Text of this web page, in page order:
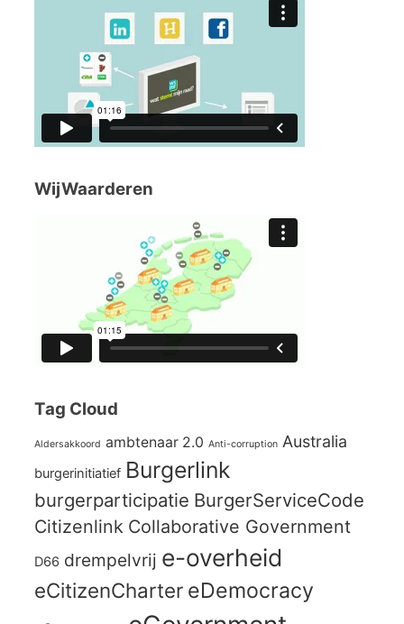
WijWaarderen
Tag Cloud
Aldersakkoord ambtenaar 2.0 Anti-corruption Australia
burgerinitiatief Burgerlink
burgerparticipatie BurgerServiceCode
Citizenlink Collaborative Government
D66 drempelvrij e-overheid
eCitizenCharter eDemocracy